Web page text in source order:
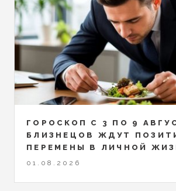
ГОРОСКОП С 3 ПО 9
БЛИЗНЕЦОВ ЖДУТ
ПЕРЕМЕНЫ В ЛИЧНОЙ
01.08.2026